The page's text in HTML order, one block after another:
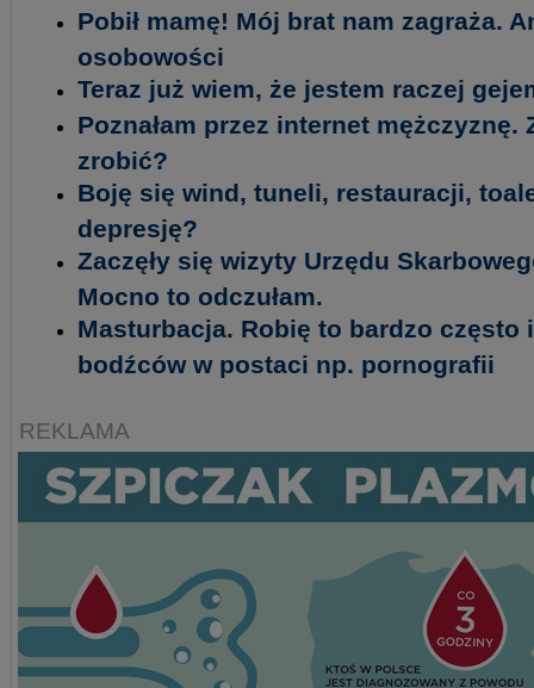
Pobił mamę! Mój brat nam zagraża.
osobowości
Teraz już wiem, że jestem raczej
Poznałam przez internet mężczyznę.
zrobić?
Boję się wind, tuneli, restauracji,
depresję?
Zaczęły się wizyty Urzędu
Mocno to odczułam.
Masturbacja. Robię to bardzo
bodźców w postaci np. pornografii
REKLAMA